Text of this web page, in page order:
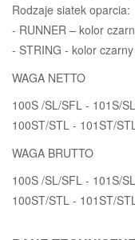
Rodzaje siatek oparcia:
- RUNNER – kolor
- STRING - kolor
WAGA NETTO
100S /SL/SFL - 101S/
100ST/STL - 101ST/
WAGA BRUTTO
100S /SL/SFL - 101S/
100ST/STL - 101ST/